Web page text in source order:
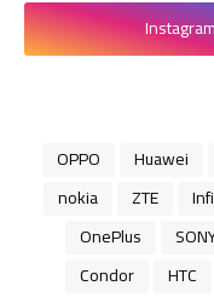
Huawei
OPPO
ZTE
nokia
OnePlus
HTC
Condor